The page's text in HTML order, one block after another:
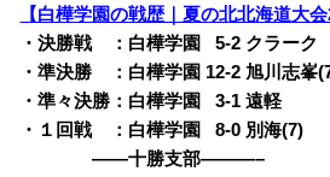
【白樺学園の戦歴｜夏の北北海道大会
・決勝戦 ：白樺学園
05-2 クラーク
・準決勝 ：白樺学園 12-2 旭川志峯
・準々決勝：白樺学園
03-1 遠軽
・１回戦 ：白樺学園
08-0 別海(7)
——十勝支部———–